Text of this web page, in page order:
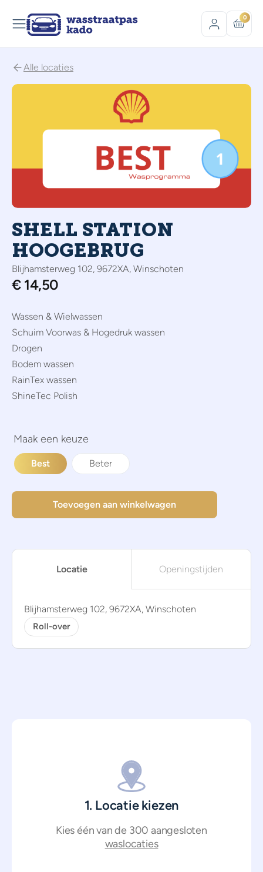
0
Alle locaties
SHELL STATION
HOOGEBRUG
Blijhamsterweg 102, 9672XA, Winschoten
Wassen & Wielwassen
Schuim Voorwas & Hogedruk wassen
Drogen
Bodem wassen
RainTex wassen
ShineTec Polish
€14,50
Best Beter
Toevoegen aan winkelwagen
Locatie Openingstijden
Blijhamsterweg 102, 9672XA, Winschoten
Roll-over
1. Locatie kiezen
Kies één van de 300 aangesloten
waslocaties